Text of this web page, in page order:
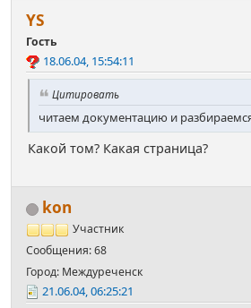
YS
Гость
18.06.04, 15:54:11
Цитировать
читаем документацию и
Какой том? Какая страница?
kon
Участник
Сообщения: 68
Город: Междуреченск
21.06.04, 06:25:21